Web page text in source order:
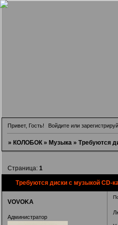
Привет, Гость! Войдите или
» КОЛОБОК » Музыка » Требуются
Требуются диски с музыкой CD-
Страница: 1
VOVOKA
Администратор